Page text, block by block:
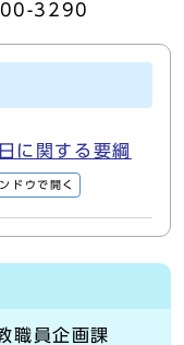
3290
に関する要綱
ドウで開く
職員企画課